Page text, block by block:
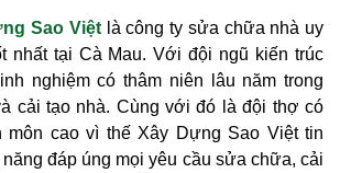
Sao Việtlà công ty sửa chữa nhà uy
nhất tại Cà Mau. Với đội ngũ kiến trúc
nghiệm có thâm niên lâu năm trong
cải tạo nhà. Cùng với đó là đội thợ có
môn cao vì thế Xây Dựng Sao Việt tin
đáp úng mọi yêu cầu sửa chữa, cải